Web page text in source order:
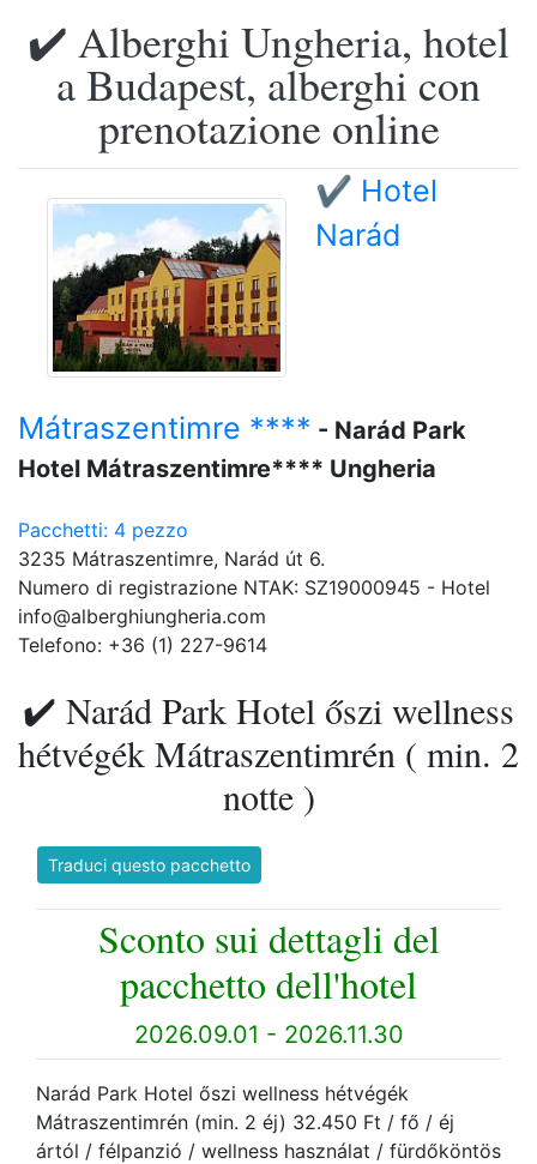
✔️ Alberghi Ungheria, hotel
a Budapest, alberghi con
prenotazione online
✔️ Hotel
Narád
Mátraszentimre **** - Narád Park
Hotel Mátraszentimre**** Ungheria
Pacchetti: 4 pezzo
3235 Mátraszentimre, Narád út 6.
Numero di registrazione NTAK: SZ19000945 - Hotel
info@alberghiungheria.com
Telefono: +36 (1) 227-9614
✔️ Narád Park Hotel őszi wellness
hétvégék Mátraszentimrén ( min. 2
notte )
Traduci questo pacchetto
Sconto sui dettagli del
pacchetto dell'hotel
2026.09.01 - 2026.11.30
Narád Park Hotel őszi wellness hétvégék
Mátraszentimrén (min. 2 éj) 32.450 Ft / fő / éj
ártól / félpanzió / wellness használat / fürdőköntös